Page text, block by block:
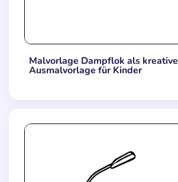
Malvorlage Dampflok als kreative
Ausmalvorlage für Kinder